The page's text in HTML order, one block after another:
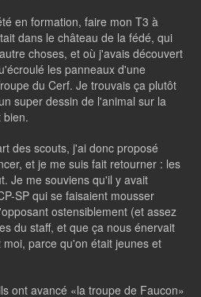
en formation, faire mon T3 à
dans le château de la fédé, qui
choses, et où j'avais découvert
les panneaux d'une
du Cerf. Je trouvais ça plutôt
super dessin de l'animal sur la
bien.
des scouts, j'ai donc proposé
et je me suis fait retourner : les
Je me souviens qu'il y avait
SP qui se faisaient mousser
ostensiblement (et assez
du staff, et que ça nous énervait
parce qu'on était jeunes et
ont avancé «la troupe de Faucon»